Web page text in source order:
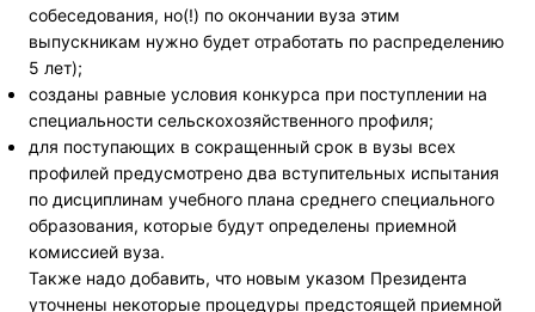
собеседования, но(!) по окончании вуза этим
выпускникам нужно будет отработать по распределению
5 лет);
созданы равные условия конкурса при поступлении на
специальности сельскохозяйственного профиля;
для поступающих в сокращенный срок в вузы всех
профилей предусмотрено два вступительных испытания
по дисциплинам учебного плана среднего специального
образования, которые будут определены приемной
комиссией вуза.
Также надо добавить, что новым указом Президента
уточнены некоторые процедуры предстоящей приемной